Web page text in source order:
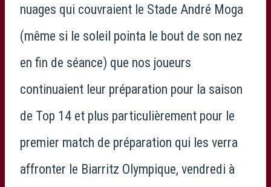
nuages qui couvraient le Stade André Moga
(même si le soleil pointa le bout de son nez
en fin de séance) que nos joueurs
continuaient leur préparation pour la saison
de Top 14 et plus particulièrement pour le
premier match de préparation qui les verra
affronter le Biarritz Olympique, vendredi à